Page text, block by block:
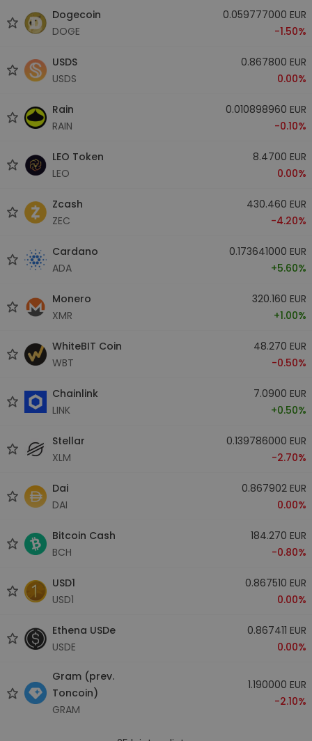
Dogecoin
DOGE
0.059777000 EUR
-1.50%
USDS
USDS
0.867800 EUR
0.00%
Rain
RAIN
0.010898960 EUR
-0.10%
LEO Token
LEO
8.4700 EUR
0.00%
Zcash
ZEC
430.460 EUR
-4.20%
Cardano
ADA
0.173641000 EUR
+5.60%
Monero
XMR
320.160 EUR
+1.00%
WhiteBIT Coin
WBT
48.270 EUR
-0.50%
Chainlink
LINK
7.0900 EUR
+0.50%
Stellar
XLM
0.139786000 EUR
-2.70%
Dai
DAI
0.867902 EUR
0.00%
Bitcoin Cash
BCH
184.270 EUR
-0.80%
USD1
USD1
0.867510 EUR
0.00%
Ethena USDe
USDE
0.867411 EUR
0.00%
Gram (prev.
Toncoin)
GRAM
1.190000 EUR
-2.10%